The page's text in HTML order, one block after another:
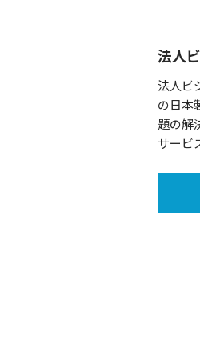
法人
法人ビ
の日本
題の解
サービ